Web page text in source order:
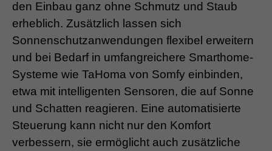
den Einbau ganz ohne Schmutz und Staub
erheblich. Zusätzlich lassen sich
Sonnenschutzanwendungen flexibel erweitern
und bei Bedarf in umfangreichere Smarthome-
Systeme wie TaHoma von Somfy einbinden,
etwa mit intelligenten Sensoren, die auf Sonne
und Schatten reagieren. Eine automatisierte
Steuerung kann nicht nur den Komfort
verbessern, sie ermöglicht auch zusätzliche